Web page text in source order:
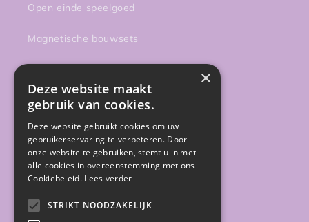
Open einde speelgoed
Magnetische bouwsets
Activiteiten
Sale
Gratis gidsen
×
Deze website maakt
gebruik van cookies.
Deze website gebruikt cookies om uw
gebruikerservaring te verbeteren. Door
onze website te gebruiken, stemt u in met
alle cookies in overeenstemming met ons
Cookiebeleid. Lees verder
STRIKT NOODZAKELIJK